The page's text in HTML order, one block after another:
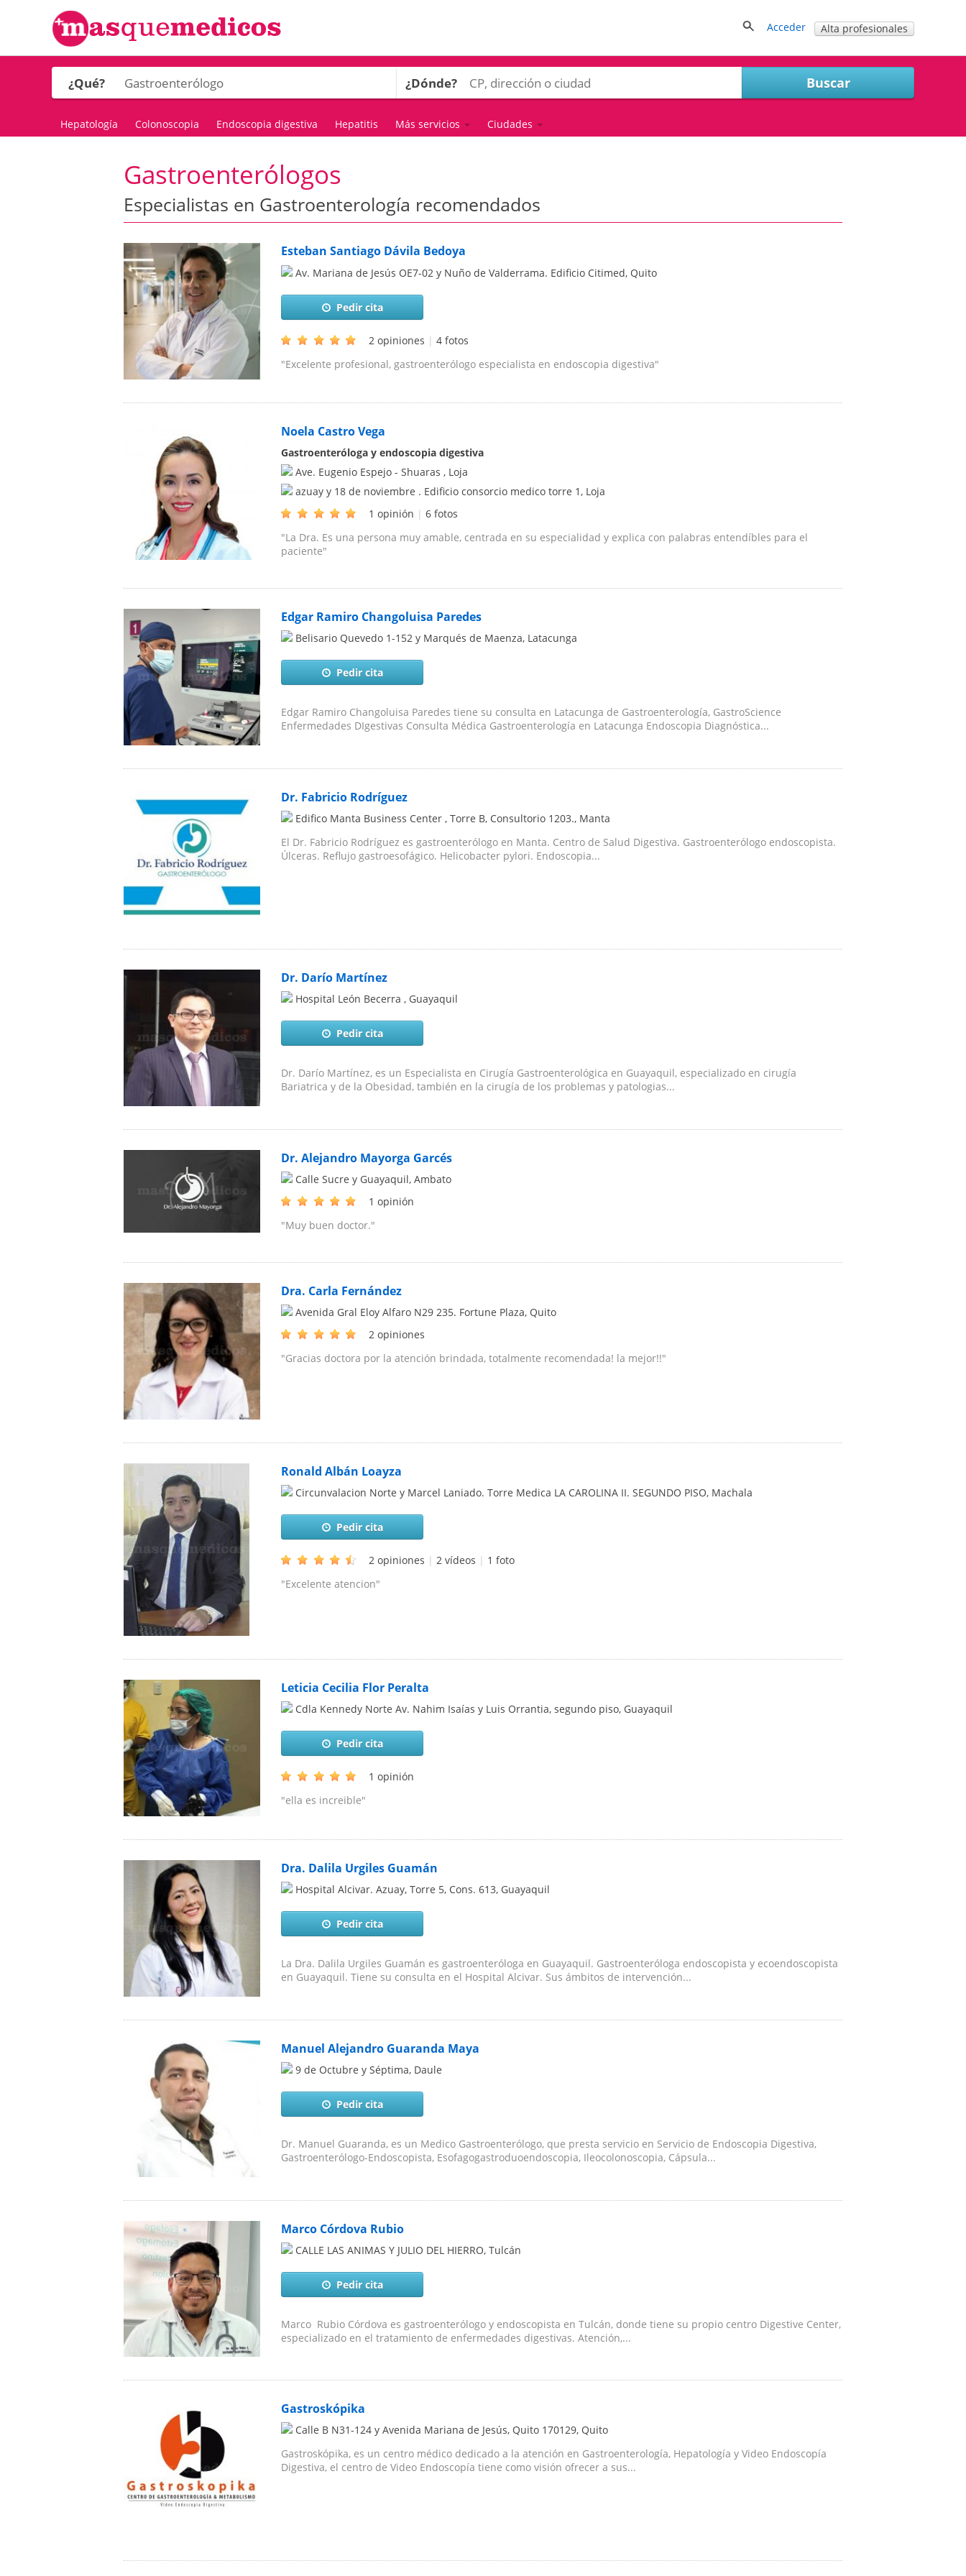
Acceder Alta profesionales
¿Qué? ¿Dónde?
Hepatología Colonoscopia Endoscopia digestiva Hepatitis Más servicios Ciudades
Gastroenterólogos
Especialistas en Gastroenterología recomendados
Esteban Santiago Dávila Bedoya
Av. Mariana de Jesús OE7-02 y Nuño de Valderrama. Edificio Citimed, Quito
Pedir cita
2 opiniones | 4 fotos
"Excelente profesional, gastroenterólogo especialista en endoscopia digestiva"
Noela Castro Vega
Gastroenteróloga y endoscopia digestiva
Ave. Eugenio Espejo - Shuaras , Loja
azuay y 18 de noviembre . Edificio consorcio medico torre 1 , Loja
1 opinión | 6 fotos
"La Dra. Es una persona muy amable, centrada en su especialidad y explica con palabras entendíbles para el
paciente"
Edgar Ramiro Changoluisa Paredes
Belisario Quevedo 1-152 y Marqués de Maenza, Latacunga
Pedir cita
Edgar Ramiro Changoluisa Paredes tiene su consulta en Latacunga de Gastroenterología, GastroScience
Enfermedades DIgestivas Consulta Médica Gastroenterología en Latacunga Endoscopia Diagnóstica...
Dr. Fabricio Rodríguez
Edifico Manta Business Center , Torre B, Consultorio 1203., Manta
El Dr. Fabricio Rodríguez es gastroenterólogo en Manta. Centro de Salud Digestiva. Gastroenterólogo endoscopista.
Úlceras. Reflujo gastroesofágico. Helicobacter pylori. Endoscopia...
Dr. Darío Martínez
Hospital León Becerra , Guayaquil
Pedir cita
Dr. Darío Martínez, es un Especialista en Cirugía Gastroenterológica en Guayaquil, especializado en cirugía
Bariatrica y de la Obesidad, también en la cirugía de los problemas y patologias...
Dr. Alejandro Mayorga Garcés
Calle Sucre y Guayaquil, Ambato
1 opinión
"Muy buen doctor."
Dra. Carla Fernández
Avenida Gral Eloy Alfaro N29 235. Fortune Plaza, Quito
2 opiniones
"Gracias doctora por la atención brindada, totalmente recomendada! la mejor!!"
Ronald Albán Loayza
Circunvalacion Norte y Marcel Laniado. Torre Medica LA CAROLINA II. SEGUNDO PISO, Machala
Pedir cita
2 opiniones | 2 vídeos | 1 foto
"Excelente atencion"
Leticia Cecilia Flor Peralta
Cdla Kennedy Norte Av. Nahim Isaías y Luis Orrantia, segundo piso, Guayaquil
Pedir cita
1 opinión
"ella es increible"
Dra. Dalila Urgiles Guamán
Hospital Alcivar. Azuay, Torre 5, Cons. 613, Guayaquil
Pedir cita
La Dra. Dalila Urgiles Guamán es gastroenteróloga en Guayaquil. Gastroenteróloga endoscopista y ecoendoscopista
en Guayaquil. Tiene su consulta en el Hospital Alcivar. Sus ámbitos de intervención...
Manuel Alejandro Guaranda Maya
9 de Octubre y Séptima, Daule
Pedir cita
Dr. Manuel Guaranda, es un Medico Gastroenterólogo, que presta servicio en Servicio de Endoscopia Digestiva,
Gastroenterólogo-Endoscopista, Esofagogastroduoendoscopia, Ileocolonoscopia, Cápsula...
Marco Córdova Rubio
CALLE LAS ANIMAS Y JULIO DEL HIERRO, Tulcán
Pedir cita
Marco Rubio Córdova es gastroenterólogo y endoscopista en Tulcán, donde tiene su propio centro Digestive Center,
especializado en el tratamiento de enfermedades digestivas. Atención,...
Gastroskópika
Calle B N31-124 y Avenida Mariana de Jesús, Quito 170129, Quito
Gastroskópika, es un centro médico dedicado a la atención en Gastroenterología, Hepatología y Video Endoscopía
Digestiva, el centro de Video Endoscopía tiene como visión ofrecer a sus...